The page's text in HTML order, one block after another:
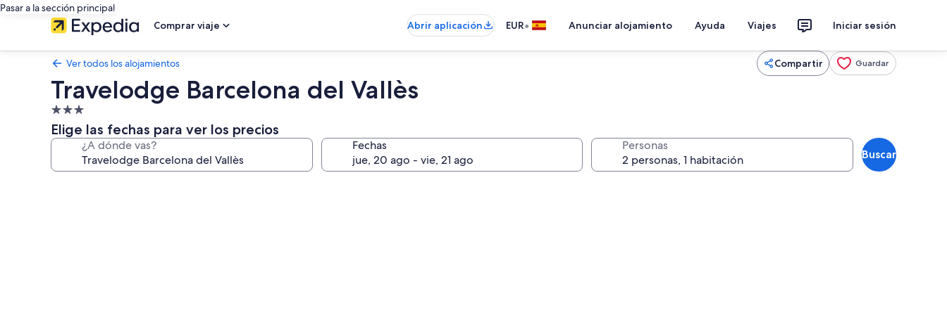
Pasar a la sección principal
Comprar viaje
Abrir aplicación EUR• Anunciar alojamiento Ayuda Viajes Iniciar sesión
Ver todos los alojamientos Compartir Guardar
Travelodge Barcelona del Vallès
Alojamiento
de
3.0 estrellas
Elige las fechas para ver los precios
¿A dónde vas? Fechas Personas
Buscar